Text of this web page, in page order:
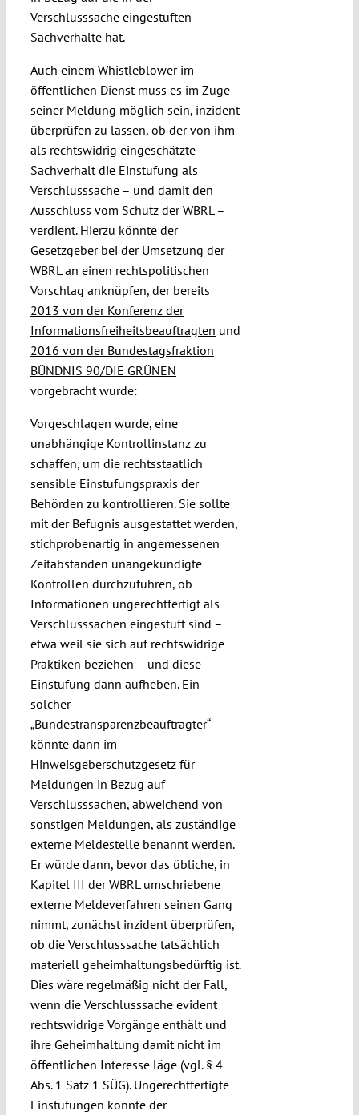
Verschlusssache eingestuften
Sachverhalte hat.
Auch einem Whistleblower im
öffentlichen Dienst muss es im Zuge
seiner Meldung möglich sein, inzident
überprüfen zu lassen, ob der von ihm
als rechtswidrig eingeschätzte
Sachverhalt die Einstufung als
Verschlusssache – und damit den
Ausschluss vom Schutz der WBRL –
verdient. Hierzu könnte der
Gesetzgeber bei der Umsetzung der
WBRL an einen rechtspolitischen
Vorschlag anknüpfen, der bereits
2013 von der Konferenz der
Informationsfreiheitsbeauftragten und
2016 von der Bundestagsfraktion
BÜNDNIS 90/DIE GRÜNEN
vorgebracht wurde:
Vorgeschlagen wurde, eine
unabhängige Kontrollinstanz zu
schaffen, um die rechtsstaatlich
sensible Einstufungspraxis der
Behörden zu kontrollieren. Sie sollte
mit der Befugnis ausgestattet werden,
stichprobenartig in angemessenen
Zeitabständen unangekündigte
Kontrollen durchzuführen, ob
Informationen ungerechtfertigt als
Verschlusssachen eingestuft sind –
etwa weil sie sich auf rechtswidrige
Praktiken beziehen – und diese
Einstufung dann aufheben. Ein
solcher
„Bundestransparenzbeauftragter“
könnte dann im
Hinweisgeberschutzgesetz für
Meldungen in Bezug auf
Verschlusssachen, abweichend von
sonstigen Meldungen, als zuständige
externe Meldestelle benannt werden.
Er würde dann, bevor das übliche, in
Kapitel III der WBRL umschriebene
externe Meldeverfahren seinen Gang
nimmt, zunächst inzident überprüfen,
ob die Verschlusssache tatsächlich
materiell geheimhaltungsbedürftig ist.
Dies wäre regelmäßig nicht der Fall,
wenn die Verschlusssache evident
rechtswidrige Vorgänge enthält und
ihre Geheimhaltung damit nicht im
öffentlichen Interesse läge (vgl. § 4
Abs. 1 Satz 1 SÜG). Ungerechtfertigte
Einstufungen könnte der